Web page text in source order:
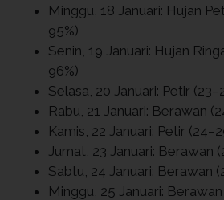
Minggu, 18 Januari: Hujan
95%)
Senin, 19 Januari: Hujan
96%)
Selasa, 20 Januari: Petir
Rabu, 21 Januari: Berawan
Kamis, 22 Januari: Petir
Jumat, 23 Januari: Berawan
Sabtu, 24 Januari: Berawan
Minggu, 25 Januari: Berawan